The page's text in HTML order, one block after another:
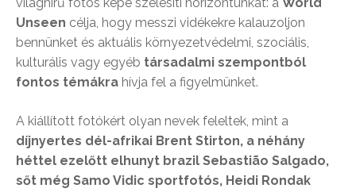
Unseen célja, hogy messzi vidékekre kalauzoljon
bennünket és aktuális környezetvédelmi, szociális,
kulturális vagy egyéb társadalmi szempontból
fontos témákra hívja fel a figyelmünket.
A kiállított fotókért olyan nevek feleltek, mint a
díjnyertes dél-afrikai Brent Stirton, a néhány
héttel ezelőtt elhunyt brazil Sebastião Salgado,
sőt még Samo Vidic sportfotós, Heidi Rondak